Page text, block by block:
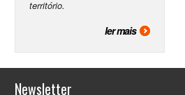
território.
ler mais
Newsletter